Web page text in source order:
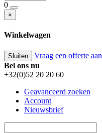
0
×
Winkelwagen
Sluiten Vraag een offerte aan
Bel ons nu
+32(0)52 20 20 60
Geavanceerd zoeken
Account
Nieuwsbrief